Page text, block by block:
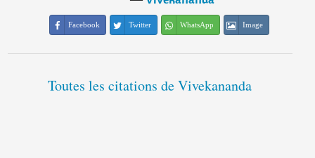
Facebook Twitter WhatsApp Image
Toutes les citations de Vivekananda